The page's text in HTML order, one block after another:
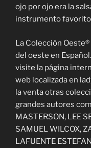
ojo por ojo era la
instrumento
La Colección
del oeste en
visite la página
web localizada en
la venta otras
grandes autores
MASTERSON, LEE
SAMUEL WILCOX,
LAFUENTE